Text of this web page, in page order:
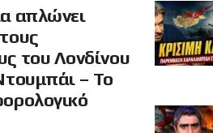
απλώνει
του Λονδίνου
– Το